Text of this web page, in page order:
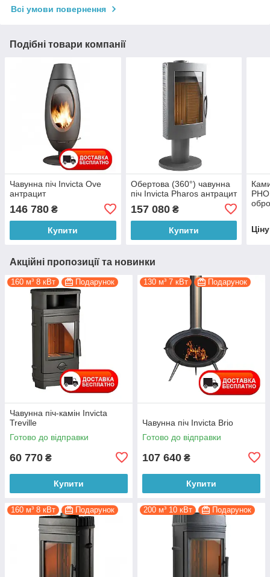
Всі умови повернення
Подібні товари компанії
Чавунна піч Invicta Ove
антрацит
146 780 ₴
Купити
Обертова (360°) чавунна
піч Invicta Pharos антрацит
157 080₴
Купити
Акційні пропозиції та новинки
160 м³ 8 кВт Подарунок
Чавунна піч-камін Invicta
Treville
Готово до відправки
60 770 ₴
Купити
130 м³ 7 кВт Подарунок
Чавунна піч Invicta Brio
Готово до відправки
107 640 ₴
Купити
160 м³ 8 кВт Подарунок 200 м³ 10 кВт Подарунок